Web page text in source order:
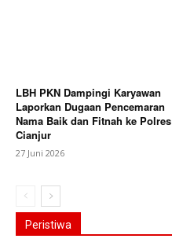
LBH PKN Dampingi Karyawan
Laporkan Dugaan Pencemaran
Nama Baik dan Fitnah ke Polres
Cianjur
27 Juni 2026
Peristiwa